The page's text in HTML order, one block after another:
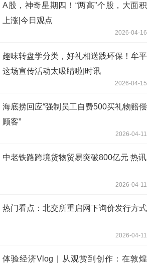
A股，神奇星期四！“两高”个股，大面积
上涨|今日观点
2026-04-16
趣味转盘学分类，好礼相送践环保！牟平
这场宣传活动太吸睛啦|时讯
2026-04-15
海底捞回应“强制员工自费500买礼物赔偿
顾客”
2026-04-11
中老铁路跨境货物贸易突破800亿元 热讯
2026-04-11
热门看点：北交所重启网下询价发行方式
2026-04-11
体验经济Vlog｜从观赏到创作：在敦煌